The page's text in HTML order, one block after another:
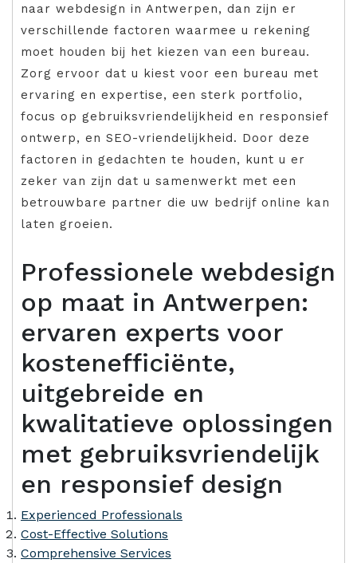
naar webdesign in Antwerpen, dan zijn er
verschillende factoren waarmee u rekening
moet houden bij het kiezen van een bureau.
Zorg ervoor dat u kiest voor een bureau met
ervaring en expertise, een sterk portfolio,
focus op gebruiksvriendelijkheid en responsief
ontwerp, en SEO-vriendelijkheid. Door deze
factoren in gedachten te houden, kunt u er
zeker van zijn dat u samenwerkt met een
betrouwbare partner die uw bedrijf online kan
laten groeien.
Professionele webdesign
op maat in Antwerpen:
ervaren experts voor
kostenefficiënte,
uitgebreide en
kwalitatieve oplossingen
met gebruiksvriendelijk
en responsief design
Experienced Professionals
Cost-Effective Solutions
Comprehensive Services